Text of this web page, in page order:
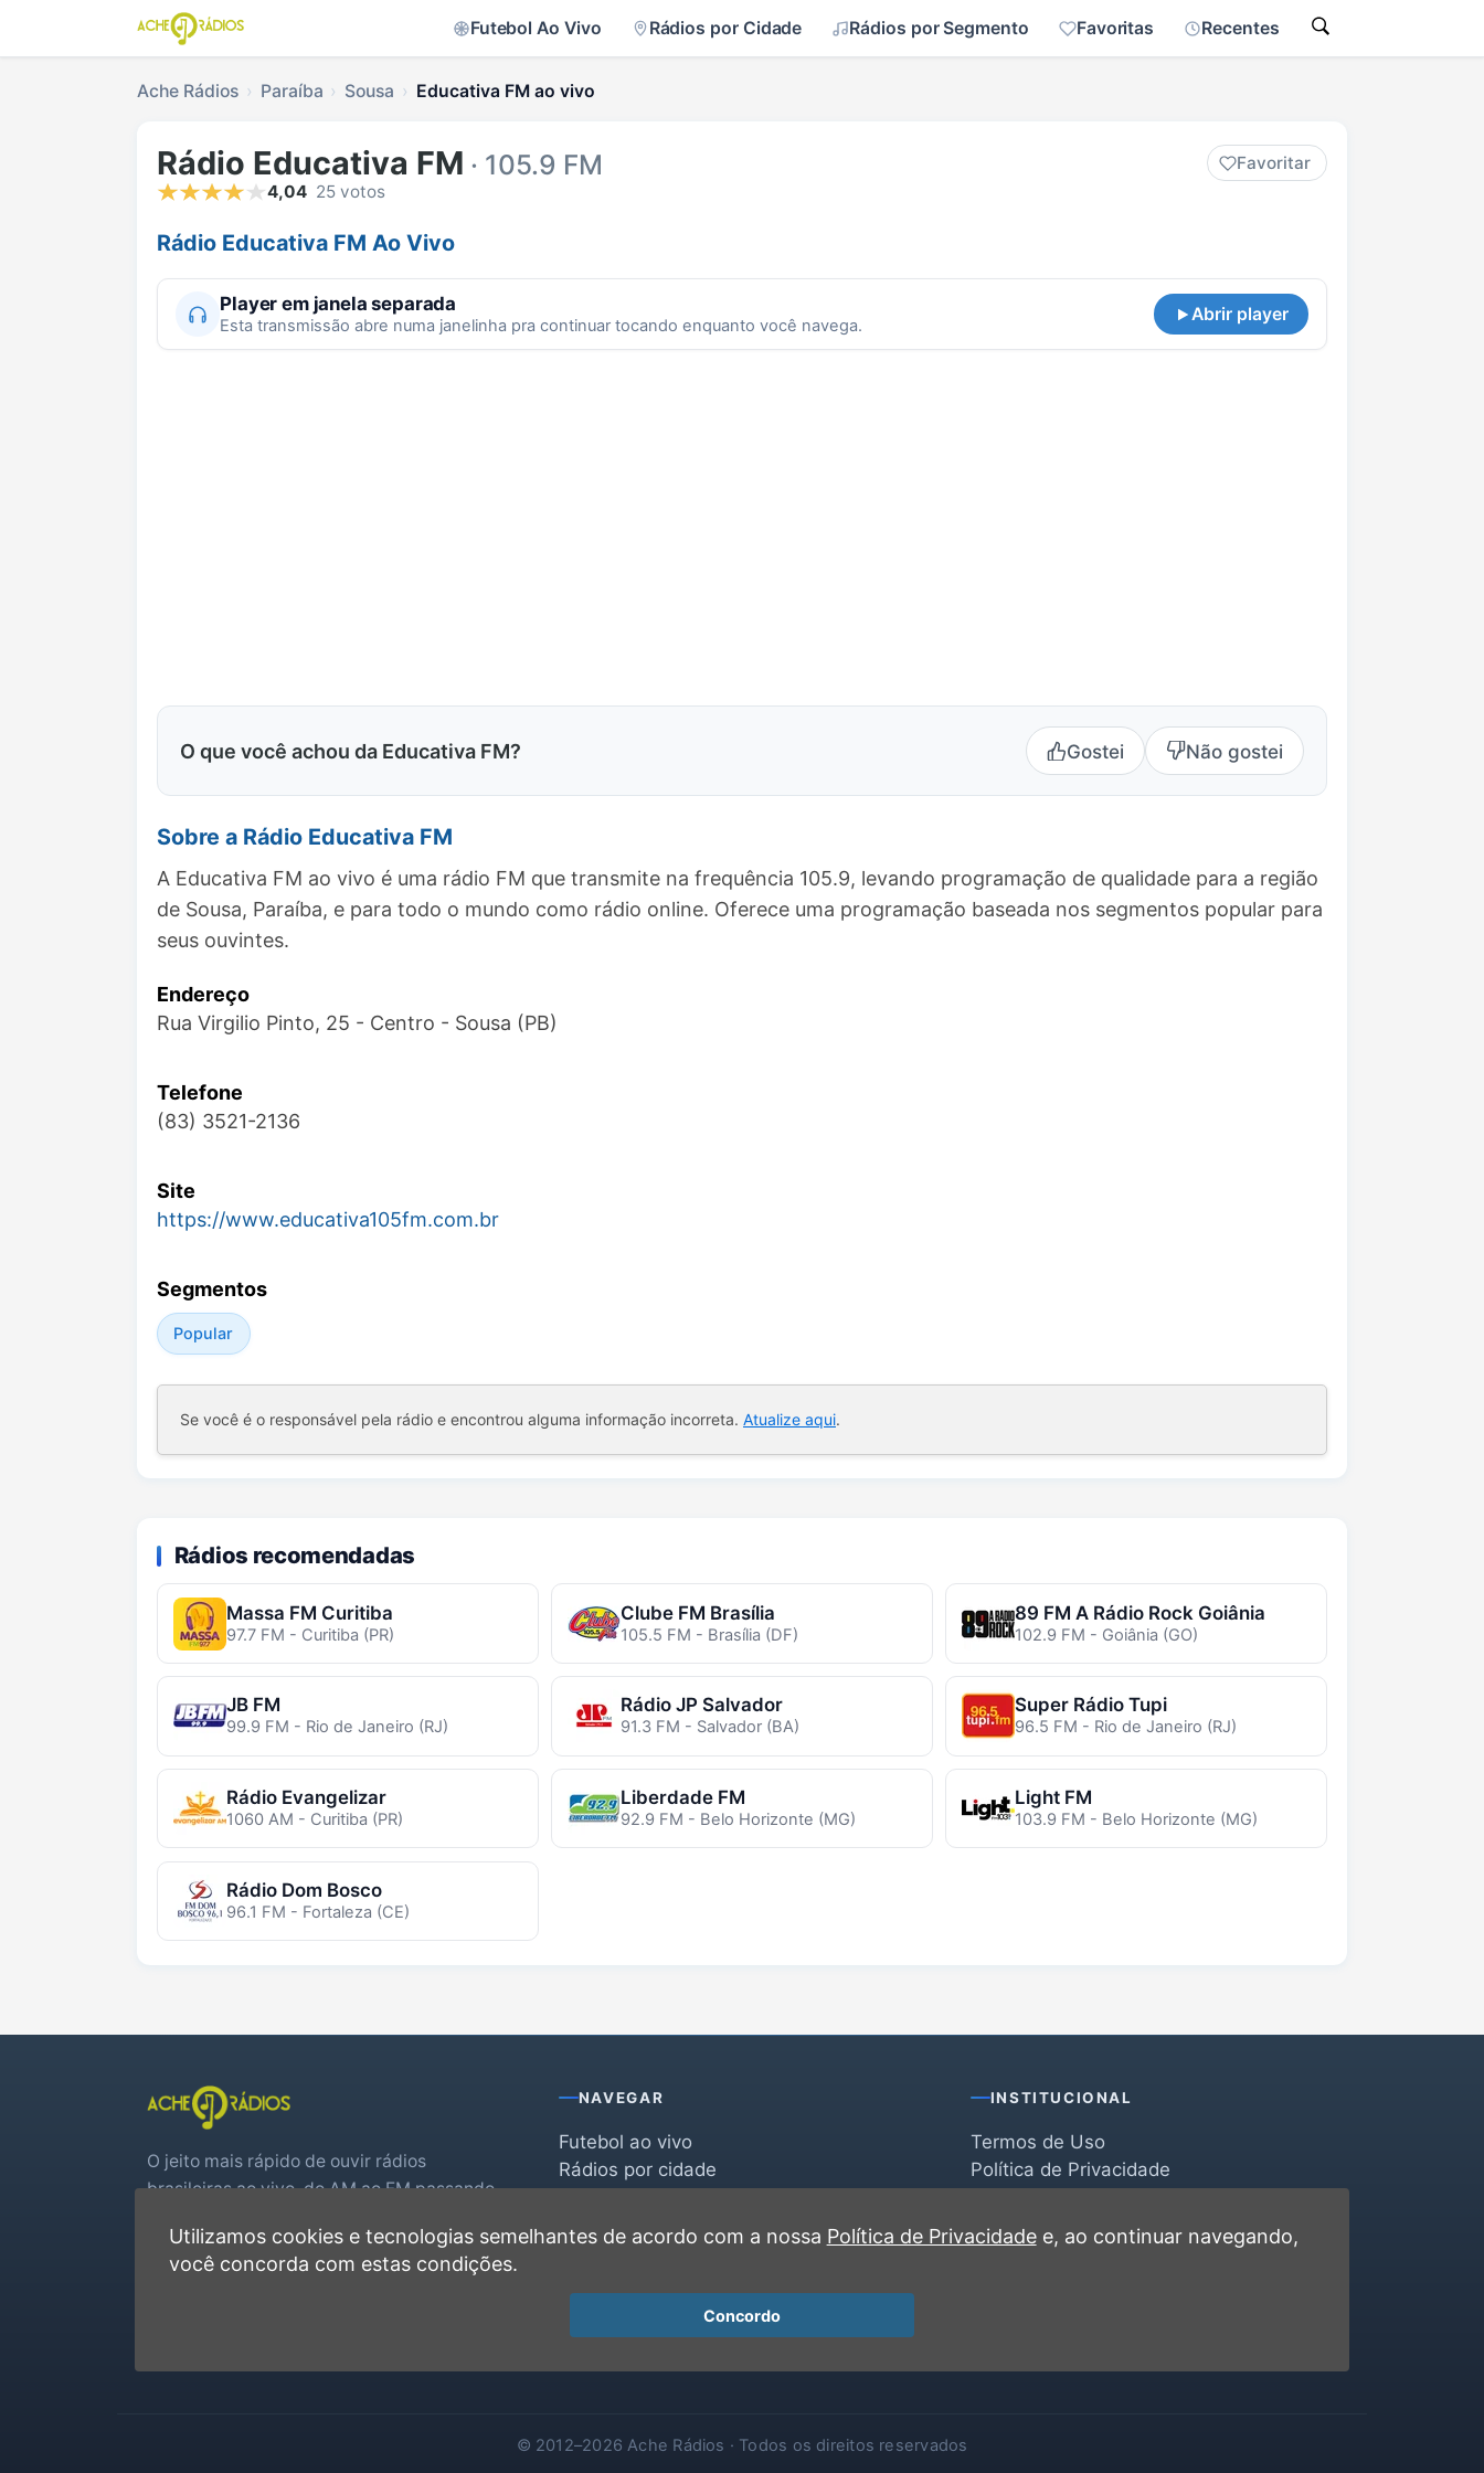
Futebol Ao Vivo Rádios por Cidade Rádios por Segmento Favoritas Recentes
Ache Rádios Paraíba Sousa Educativa FM ao vivo
Rádio Educativa FM · 105.9 FM
Favoritar
4,04 25 votos
Rádio Educativa FM Ao Vivo
Player em janela separada
Esta transmissão abre numa janelinha pra continuar tocando enquanto você navega.
Abrir player
O que você achou da Educativa FM? Gostei Não gostei
Sobre a Rádio Educativa FM
A Educativa FM ao vivo é uma rádio FM que transmite na frequência 105.9, levando programação de qualidade para a região
de Sousa, Paraíba, e para todo o mundo como rádio online. Oferece uma programação baseada nos segmentos popular para
seus ouvintes.
Endereço
Rua Virgilio Pinto, 25 - Centro - Sousa (PB)
Telefone
(83) 3521-2136
Site
https://www.educativa105fm.com.br
Segmentos
Popular
Se você é o responsável pela rádio e encontrou alguma informação incorreta. Atualize aqui.
Rádios recomendadas
Massa FM Curitiba
97.7 FM - Curitiba (PR)
Clube FM Brasília
105.5 FM - Brasília (DF)
89 FM A Rádio Rock Goiânia
102.9 FM - Goiânia (GO)
JB FM
99.9 FM - Rio de Janeiro (RJ)
Rádio JP Salvador
91.3 FM - Salvador (BA)
Super Rádio Tupi
96.5 FM - Rio de Janeiro (RJ)
Rádio Evangelizar
1060 AM - Curitiba (PR)
Liberdade FM
92.9 FM - Belo Horizonte (MG)
Light FM
103.9 FM - Belo Horizonte (MG)
Rádio Dom Bosco
96.1 FM - Fortaleza (CE)
O jeito mais rápido de ouvir rádios
brasileiras ao vivo, do AM ao FM passando
real.
NAVEGAR
Futebol ao vivo
Rádios por cidade
Favoritas
INSTITUCIONAL
Termos de Uso
Política de Privacidade
Contato
© 2012–2026 Ache Rádios · Todos os direitos reservados
Utilizamos cookies e tecnologias semelhantes de acordo com a nossa Política de Privacidadee, ao continuar navegando,
você concorda com estas condições.
Concordo